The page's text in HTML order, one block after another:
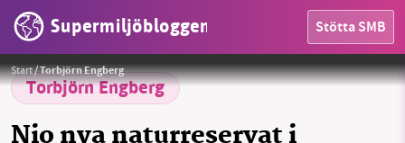
Supermiljöbloggen Stötta SMB
OMRÅDEN
MILJÖFAKTA
Start/Torbjörn Engberg
Torbjörn Engberg
Foto: Anders Hellberg